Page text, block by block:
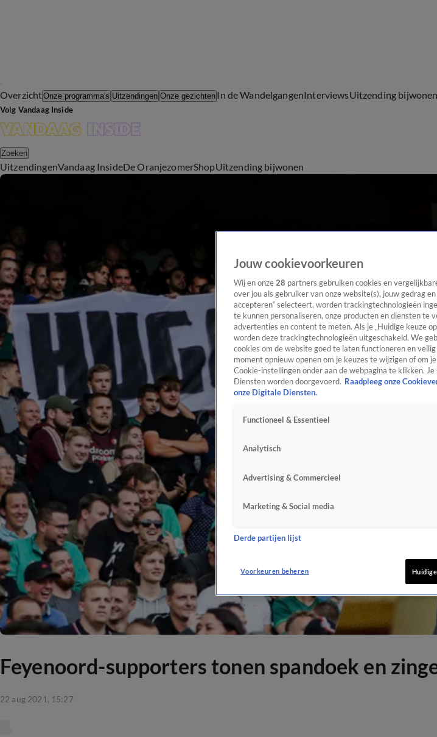
OverzichtOnze programma's Uitzendingen Onze gezichten In de WandelgangenInterviewsUitzending bijwonen
Volg Vandaag Inside
Zoeken
UitzendingenVandaag InsideDe OranjezomerShopUitzending bijwonen
Feyenoord-supporters tonen spandoek en
22 aug 2021, 15:27
Jouw cookievoorkeuren
Wij en onze 28 partners gebruiken cookies en
over jou als gebruiker van onze website(s), jouw gedrag
accepteren” selecteert, worden trackingtechnologieën
te kunnen personaliseren, onze producten en diensten te
advertenties en content te meten. Als je „Huidige keuze
worden deze trackingtechnologieën uitgeschakeld. We
cookies om de website goed te laten functioneren en
moment opnieuw openen om je keuzes te wijzigen of om
Cookie-instellingen onder aan de webpagina te klikken.
Diensten worden doorgevoerd. Raadpleeg onze
onze Digitale Diensten.
Functioneel & Essentieel
Analytisch
Advertising & Commercieel
Marketing & Social media
Derde partijen lijst
Voorkeuren beheren